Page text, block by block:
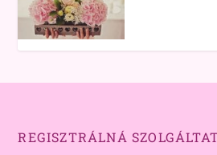
REGISZTRÁLNÁ